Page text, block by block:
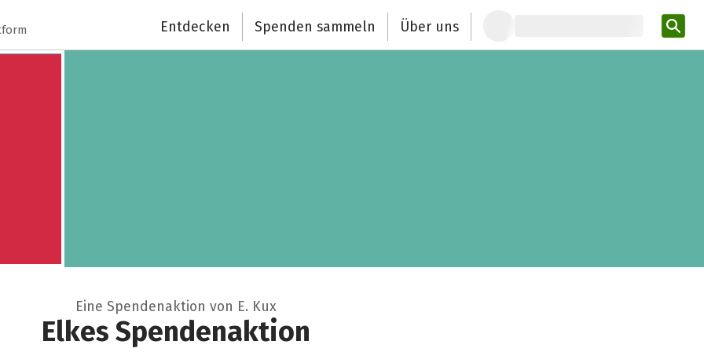
Entdecken Spenden sammeln Über uns
Eine Spendenaktion von E. Kux
Elkes Spendenaktion